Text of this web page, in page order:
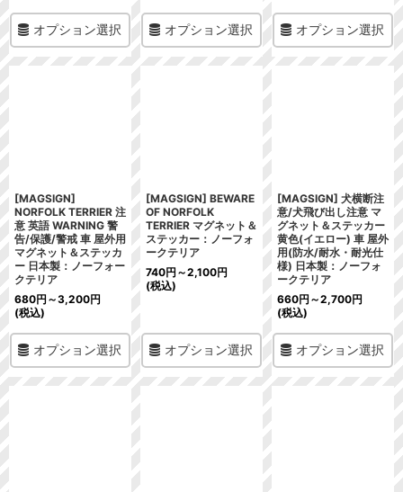
オプション選択 オプション選択 オプション選択
[MAGSIGN]
NORFOLK TERRIER 注
意 英語 WARNING 警
告/保護/警戒 車 屋外用
マグネット＆ステッカ
ー 日本製：ノーフォー
クテリア
680円 ～3,200円
(税込)
オプション選択
[MAGSIGN] BEWARE
OF NORFOLK
TERRIER マグネット＆
ステッカー：ノーフォ
ークテリア
740円 ～2,100円
(税込)
オプション選択
[MAGSIGN] 犬横断注
意/犬飛び出し注意 マ
グネット＆ステッカー
黄色(イエロー) 車 屋外
用(防水/耐水・耐光仕
様) 日本製：ノーフォ
ークテリア
660円 ～2,700円
(税込)
オプション選択